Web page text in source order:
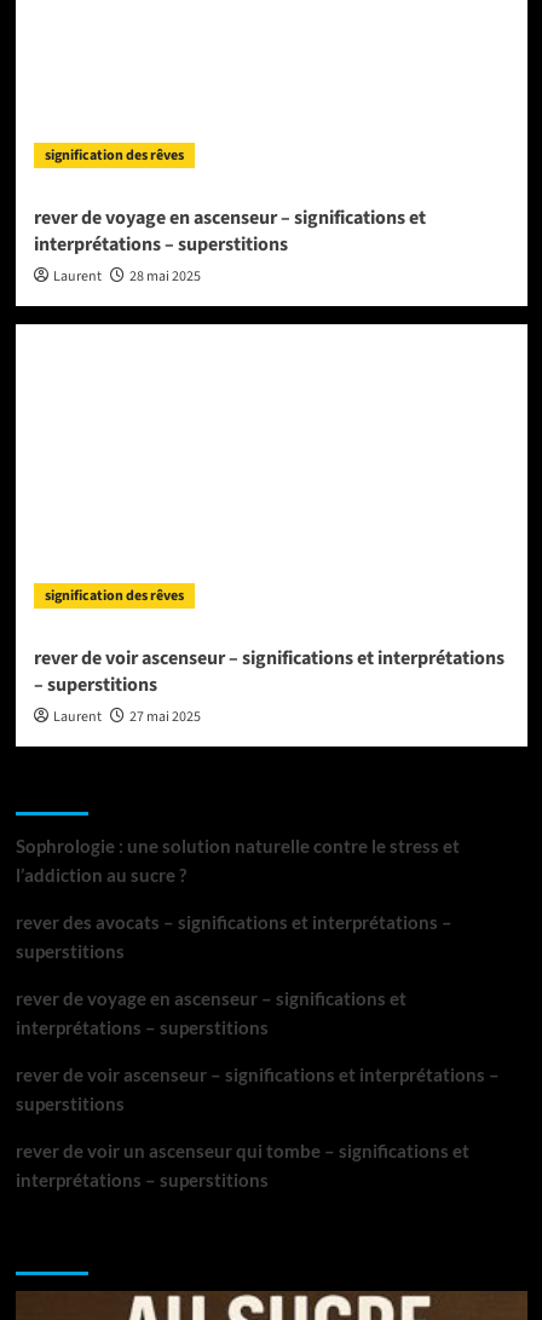
signification des rêves
rever de voyage en ascenseur – significations et
interprétations – superstitions
Laurent 28 mai 2025
signification des rêves
rever de voir ascenseur – significations et interprétations
– superstitions
Laurent 27 mai 2025
Sophrologie : une solution naturelle contre le stress et
l’addiction au sucre ?
rever des avocats – significations et interprétations –
superstitions
rever de voyage en ascenseur – significations et
interprétations – superstitions
rever de voir ascenseur – significations et interprétations –
superstitions
rever de voir un ascenseur qui tombe – significations et
interprétations – superstitions